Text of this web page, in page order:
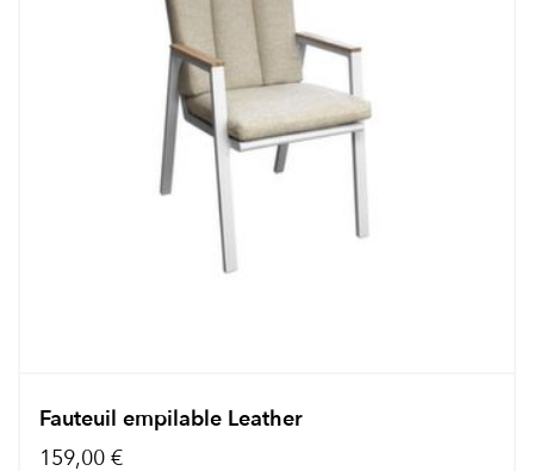
Fauteuil empilable Leather
159,00 €